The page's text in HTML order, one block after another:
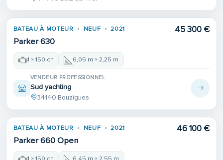
BATEAU À MOTEUR NEUF 2021
Parker 630
45 300 €
1 × 150 ch 6,05 m × 2,25 m
VENDEUR PROFESSIONNEL
Sud yachting
34140 Bouzigues
BATEAU À MOTEUR NEUF 2021
Parker 660 Open
46 100 €